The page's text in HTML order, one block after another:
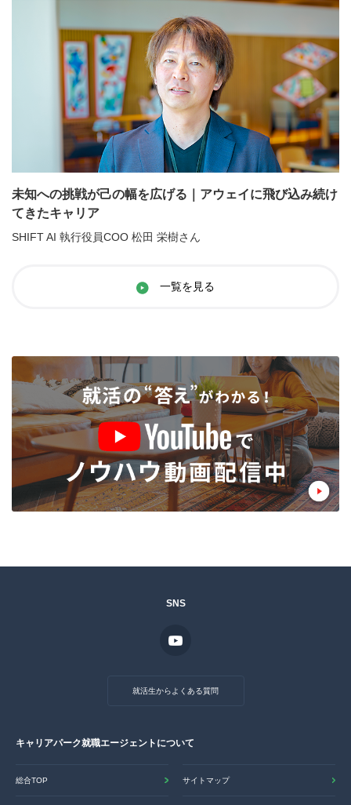
未知への挑戦が己の幅を広げる｜アウェイに飛び込み続け
てきたキャリア
SHIFT AI 執行役員COO 松田 栄樹さん
一覧を見る
SNS
就活生からよくある質問
キャリアパーク就職エージェントについて
総合TOP サイトマップ